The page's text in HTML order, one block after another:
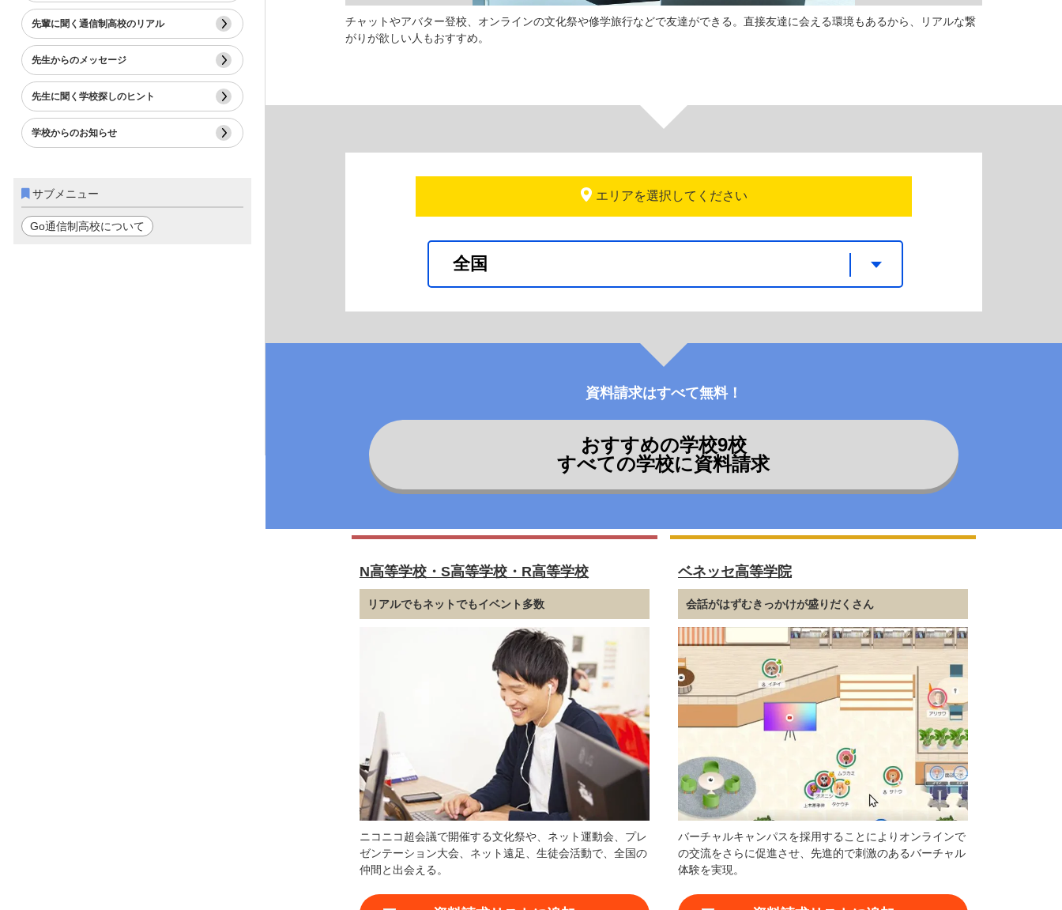
先輩に聞く通信制高校のリアル
先生からのメッセージ
先生に聞く学校探しのヒント
学校からのお知らせ
サブメニュー
Go通信制高校について
チャットやアバター登校、オンラインの文化祭や修学旅行などで友達ができる。直接友達に会える環境もあるから、リアルな繋
がりが欲しい人もおすすめ。
エリアを選択
資料請求はすべて無料！
おすすめの学校9校
すべての学校に資料請求
N高等学校・S高等学校・R高等学校
リアルでもネットでもイベント多数
ニコニコ超会議で開催する文化祭や、ネット運動会、プレ
ゼンテーション大会、ネット遠足、生徒会活動で、全国の
仲間と出会える。
ベネッセ高等学院
会話がはずむきっかけが盛りだくさん
バーチャルキャンパスを採用することによりオンラインで
の交流をさらに促進させ、先進的で刺激のあるバーチャル
体験を実現。